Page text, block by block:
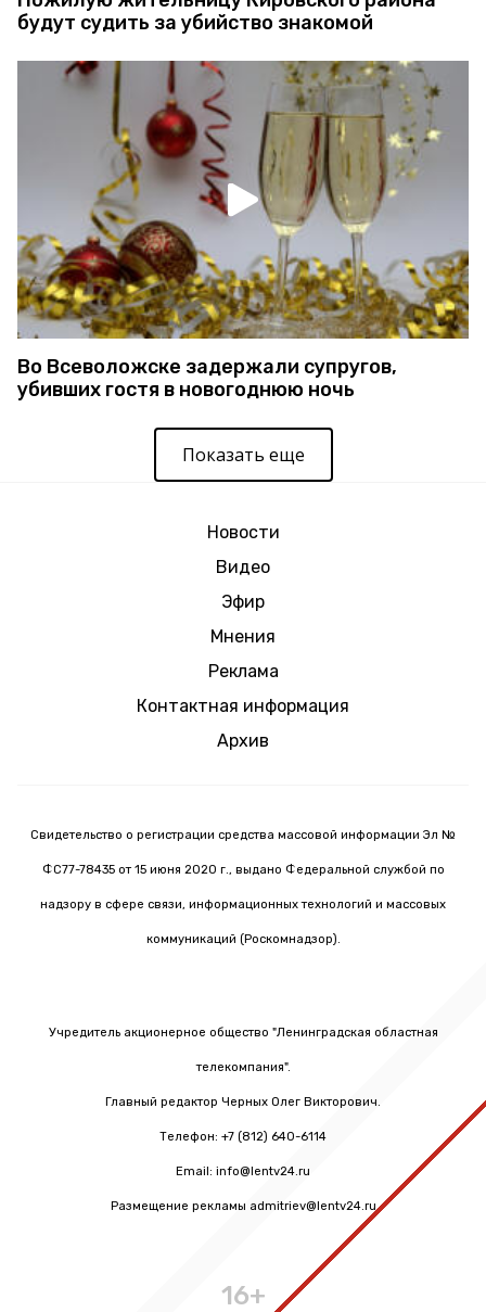
будут судить за убийство знакомой
Во Всеволожске задержали супругов,
убивших гостя в новогоднюю ночь
Показать еще
Новости
Видео
Эфир
Мнения
Реклама
Контактная информация
Архив
Свидетельство о регистрации средства массовой информации Эл №
ФС77-78435 от 15 июня 2020 г., выдано Федеральной службой по
надзору в сфере связи, информационных технологий и массовых
коммуникаций (Роскомнадзор).
Учредитель акционерное общество "Ленинградская областная
телекомпания".
Главный редактор Черных Олег Викторович.
Телефон: +7 (812) 640-6114
Email: info@lentv24.ru
Размещение рекламы admitriev@lentv24.ru
16+